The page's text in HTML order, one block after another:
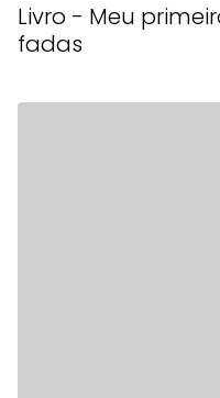
Livro - Meu
fadas